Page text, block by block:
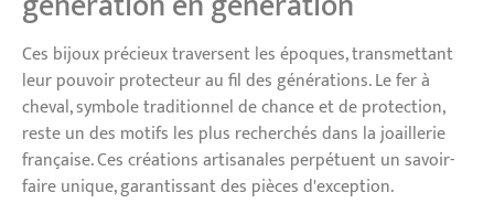
Ces bijoux précieux traversent les époques, transmettant
leur pouvoir protecteur au fil des générations. Le fer à
cheval, symbole traditionnel de chance et de protection,
reste un des motifs les plus recherchés dans la joaillerie
française. Ces créations artisanales perpétuent un savoir-
faire unique, garantissant des pièces d'exception.